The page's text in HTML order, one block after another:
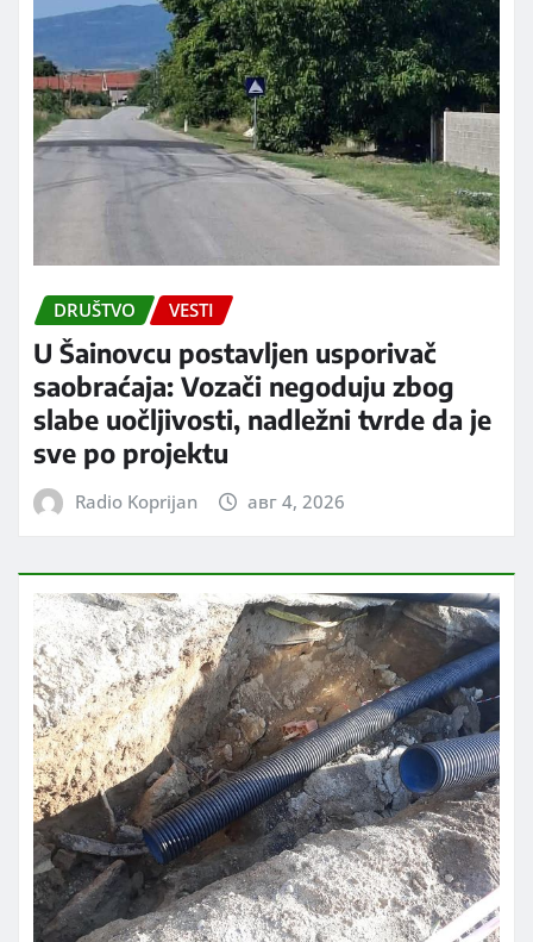
DRUŠTVO VESTI
U Šainovcu postavljen usporivač
saobraćaja: Vozači negoduju zbog
slabe uočljivosti, nadležni tvrde da je
sve po projektu
Radio Koprijan авг 4, 2026